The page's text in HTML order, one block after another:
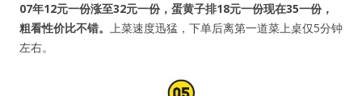
07年12元一份涨至32元一份，蛋黄子排18元一份现在35一份，
粗看性价比不错。 上菜速度迅猛，下单后离第一道菜上桌仅5分钟
左右。